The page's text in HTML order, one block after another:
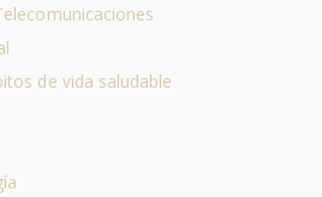
de vida saludable